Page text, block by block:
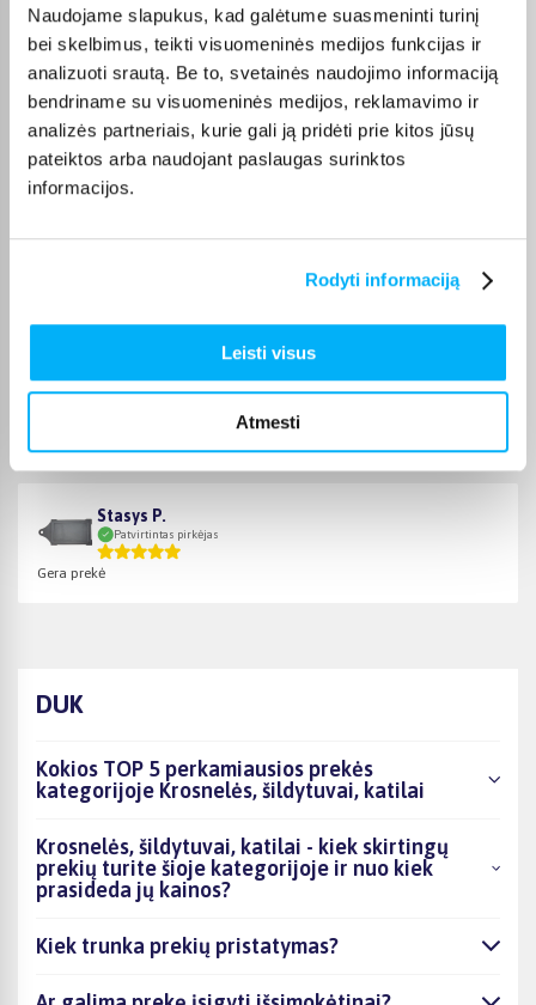
Naudojame slapukus, kad galėtume suasmeninti turinį
bei skelbimus, teikti visuomeninės medijos funkcijas ir
analizuoti srautą. Be to, svetainės naudojimo informaciją
bendriname su visuomeninės medijos, reklamavimo ir
analizės partneriais, kurie gali ją pridėti prie kitos jūsų
pateiktos arba naudojant paslaugas surinktos
informacijos.
Rodyti informaciją
Leisti visus
Atmesti
kurjerį arba, jei prekė atitinkamai pažymėta, atsiimti
BIGBOX.LT biure Kaune.
Pirkėjų atsiliepimai apie prekes
Gintaras J.
Stasys P.
Patvirtintas pirkėjas
Gera prekė
DUK
Kokios TOP 5 perkamiausios prekės
kategorijoje Krosnelės, šildytuvai, katilai
Krosnelės, šildytuvai, katilai - kiek skirtingų
prekių turite šioje kategorijoje ir nuo kiek
prasideda jų kainos?
Kiek trunka prekių pristatymas?